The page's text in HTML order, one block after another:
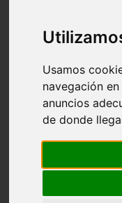
Usamos
navegación
anuncios
de donde
comportamiento
protagonistas
abandono
ferias
higiene
snacks
iberzoo propet
estanques
conejos